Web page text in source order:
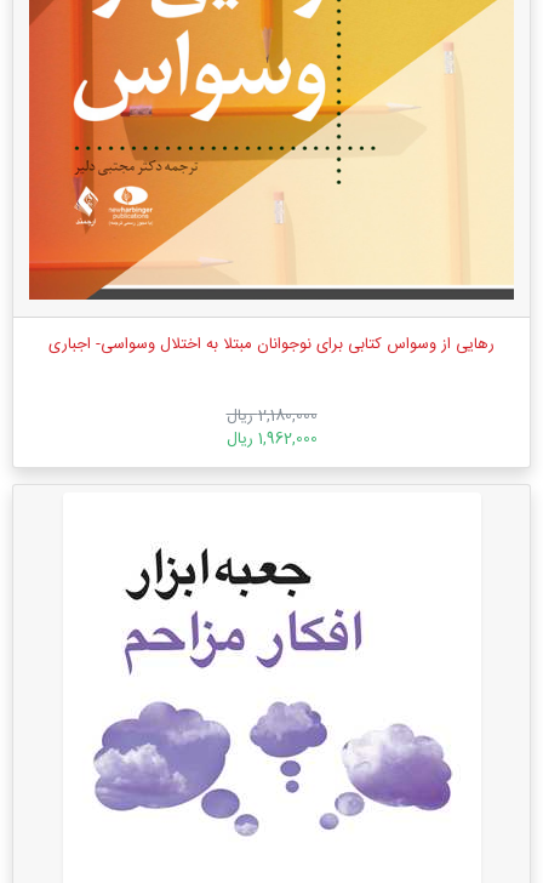
رهایی از وسواس کتابی برای نوجوانان مبتلا به اختلال وسواسی- اجباری
2,180,000 ریال
1,962,000 ریال